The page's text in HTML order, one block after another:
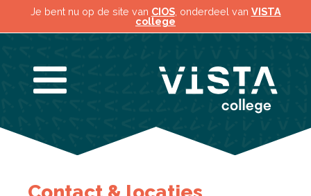
Je bent nu op de site van CIOS, onderdeel van VISTA
college